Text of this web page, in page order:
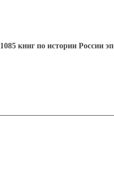
1085 книг по истории России